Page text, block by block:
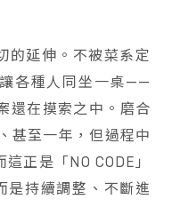
的延伸。不被菜系定
各種人同坐一桌——
還在摸索之中。磨合
甚至一年，但過程中
正是「NO CODE」
持續調整、不斷進